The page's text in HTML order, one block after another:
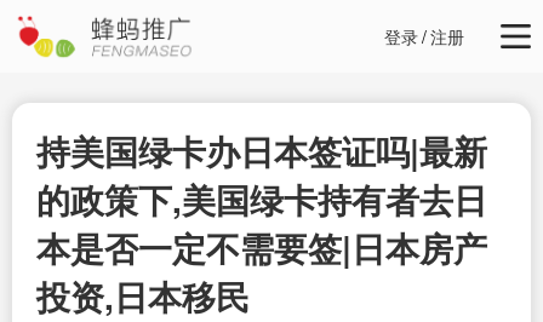
登录/注册
持美国绿卡办日本签证吗|最新
的政策下,美国绿卡持有者去日
本是否一定不需要签|日本房产
投资,日本移民